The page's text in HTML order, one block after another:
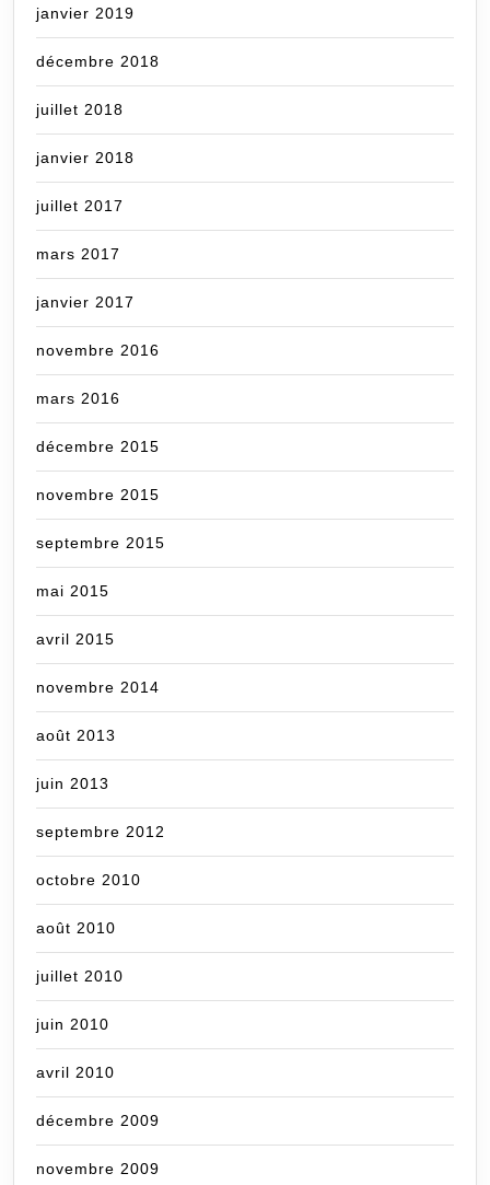
janvier 2019
décembre 2018
juillet 2018
janvier 2018
juillet 2017
mars 2017
janvier 2017
novembre 2016
mars 2016
décembre 2015
novembre 2015
septembre 2015
mai 2015
avril 2015
novembre 2014
août 2013
juin 2013
septembre 2012
octobre 2010
août 2010
juillet 2010
juin 2010
avril 2010
décembre 2009
novembre 2009